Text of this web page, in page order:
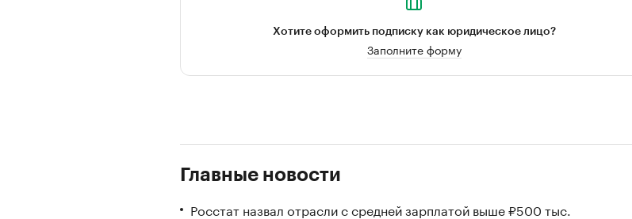
Хотите оформить подписку как юридическое лицо?
Заполните форму
Главные новости
Росстат назвал отрасли с средней зарплатой выше ₽500 тыс.